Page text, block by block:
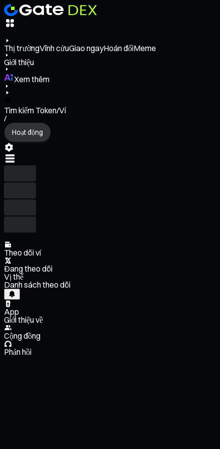
Thị trườngVĩnh cửuGiao ngayHoán đổiMeme
Giới thiệu
Xem thêm
Tìm kiếm Token/Ví
/
Hoạt động
Theo dõi ví
Đang theo dõi
Vị thế
Danh sách theo dõi
App
Giới thiệu về
Cộng đồng
Phản hồi